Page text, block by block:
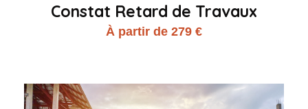
Constat Retard de Travaux
À partir de 279 €